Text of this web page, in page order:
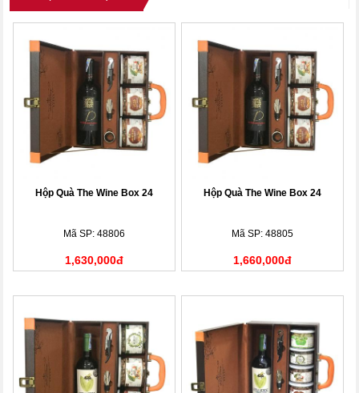
Hộp Quà The Wine Box 24
Mã SP: 48806
1,630,000đ
Hộp Quà The Wine Box 24
Mã SP: 48805
1,660,000đ